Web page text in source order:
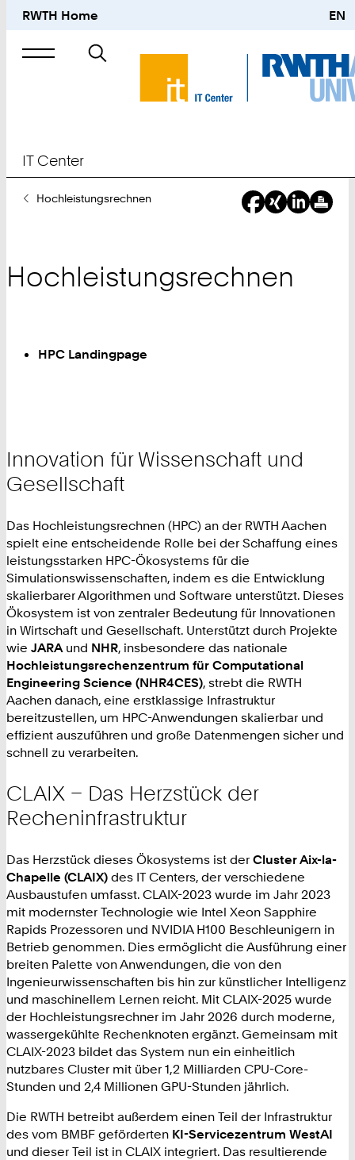
RWTH Home EN
Suche
nach
IT Center
SieHochleistungsrechnen
Hochleistungsrechnen
HPC Landingpage
Innovation für Wissenschaft und
Gesellschaft
Das Hochleistungsrechnen (HPC) an der RWTH Aachen
spielt eine entscheidende Rolle bei der Schaffung eines
leistungsstarken HPC-Ökosystems für die
Simulationswissenschaften, indem es die Entwicklung
skalierbarer Algorithmen und Software unterstützt. Dieses
Ökosystem ist von zentraler Bedeutung für Innovationen
in Wirtschaft und Gesellschaft. Unterstützt durch Projekte
wie JARA und NHR, insbesondere das nationale
Hochleistungsrechenzentrum für Computational
Engineering Science (NHR4CES), strebt die RWTH
Aachen danach, eine erstklassige Infrastruktur
bereitzustellen, um HPC-Anwendungen skalierbar und
effizient auszuführen und große Datenmengen sicher und
schnell zu verarbeiten.
CLAIX – Das Herzstück der
Recheninfrastruktur
Das Herzstück dieses Ökosystems ist der Cluster Aix-la-
Chapelle (CLAIX) des IT Centers, der verschiedene
Ausbaustufen umfasst. CLAIX-2023 wurde im Jahr 2023
mit modernster Technologie wie Intel Xeon Sapphire
Rapids Prozessoren und NVIDIA H100 Beschleunigern in
Betrieb genommen. Dies ermöglicht die Ausführung einer
breiten Palette von Anwendungen, die von den
Ingenieurwissenschaften bis hin zur künstlicher Intelligenz
und maschinellem Lernen reicht. Mit CLAIX-2025 wurde
der Hochleistungsrechner im Jahr 2026 durch moderne,
wassergekühlte Rechenknoten ergänzt. Gemeinsam mit
CLAIX-2023 bildet das System nun ein einheitlich
nutzbares Cluster mit über 1,2 Milliarden CPU-Core-
Stunden und 2,4 Millionen GPU-Stunden jährlich.
Die RWTH betreibt außerdem einen Teil der Infrastruktur
des vom BMBF geförderten KI-Servicezentrum WestAI
und dieser Teil ist in CLAIX integriert. Das resultierende